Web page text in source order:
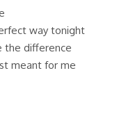
way tonight
the difference
meant for me